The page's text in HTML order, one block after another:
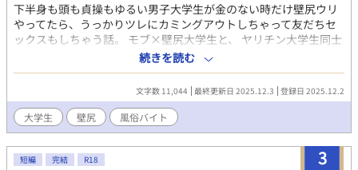
下半身も頭も貞操もゆるい男子大学生が金のない時だけ壁尻ウリ
やってたら、うっかりツレにカミングアウトしちゃって友だちセ
ックスもしちゃう話。 モブ×壁尻大学生と、 ヤリチン大学生同士
の身バレセックスです。 タイトルそのままで、倫理観と貞操観念
消滅してます。 Pixiv https://www.pixiv.net/novel/show.php?
id=25151295 ムーンライトノベルズ
https://novel18.syosetu.com/n3049kr/ fujossy
https://fujossy.jp/books/30696 ハーメルン
https://syosetu.org/novel/406690/
続きを読む
文字数 11,044 最終更新日 2025.12.3 登録日 2025.12.2
大学生 壁尻 風俗バイト
3
短編 完結 R18